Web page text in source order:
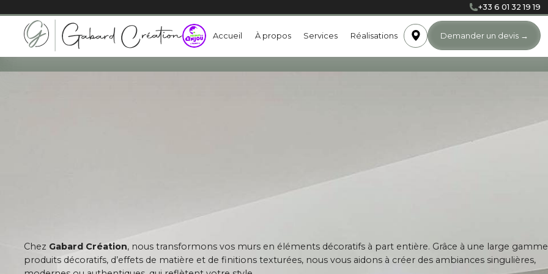
+33 6 01 32 19 19
Accueil À propos Services Réalisations Demander un devis →
Chez Gabard Création, nous transformons vos murs en éléments décoratifs à part entière. Grâce à une large
produits décoratifs, d’effets de matière et de finitions texturées, nous vous aidons à créer des ambiances singulières,